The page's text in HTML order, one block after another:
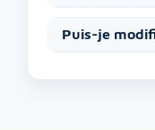
Puis-je